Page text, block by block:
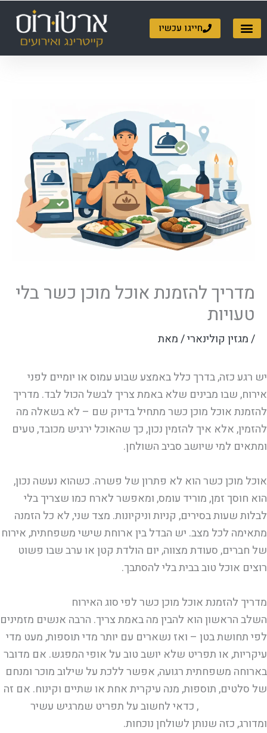
לתוכן
חייגו עכשיו
מדריך להזמנת אוכל מוכן כשר בלי
טעויות
/מגזין קולינארי/ מאת
יש רגע כזה, בדרך כלל באמצע שבוע עמוס או יומיים לפני
אירוח, שבו מבינים שלא באמת צריך לבשל הכול לבד. מדריך
להזמנת אוכל מוכן כשר מתחיל בדיוק שם – לא בשאלה מה
להזמין, אלא איך להזמין נכון, כך שהאוכל ירגיש מכובד, טעים
ומתאים למי שיושב סביב השולחן.
אוכל מוכן כשר הוא לא פתרון של פשרה. כשהוא נעשה נכון,
הוא חוסך זמן, מוריד עומס, ומאפשר לארח כמו שצריך בלי
לבלות שעות בסירים, קניות וניקיונות. מצד שני, לא כל הזמנה
מתאימה לכל מצב. יש הבדל בין ארוחת שישי משפחתית, אירוח
של חברים, סעודת מצווה, יום הולדת קטן או ערב שבו פשוט
רוצים אוכל טוב בבית בלי להסתבך.
מדריך להזמנת אוכל מוכן כשר לפי סוג האירוח
השלב הראשון הוא להבין מה באמת צריך. הרבה אנשים מזמינים
לפי תחושת בטן – ואז נשארים עם יותר מדי תוספות, מעט מדי
עיקריות, או תפריט שלא יושב טוב על אופי המפגש. אם מדובר
בארוחה משפחתית רגועה, אפשר ללכת על שילוב מוכר ומנחם
של סלטים, תוספות, מנה עיקרית אחת או שתיים וקינוח. אם זה
, כדאי לחשוב על תפריט שמרגיש עשיר
ומדורג, כזה שנותן לשולחן נוכחות.